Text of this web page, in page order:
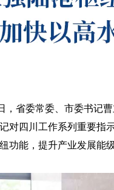
，省委常委、市委书记
对四川工作系列重要指
功能，提升产业发展能